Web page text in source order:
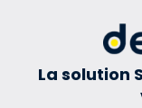
La solution